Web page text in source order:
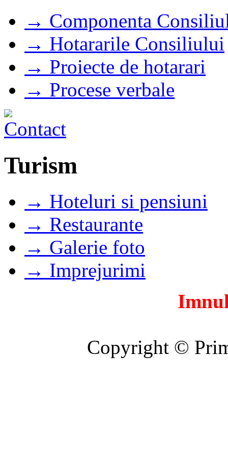
→ Componenta
→ Hotararile Consiliului
→ Proiecte de hotarari
→ Procese verbale
Turism
→ Hoteluri si pensiuni
→ Restaurante
→ Galerie foto
→ Imprejurimi
Copyright ©